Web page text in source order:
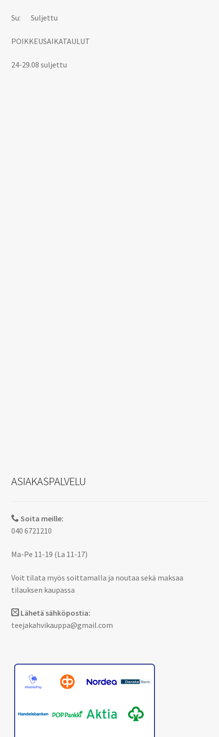
Su: Suljettu
POIKKEUSAIKATAULUT
24-29.08 suljettu
ASIAKASPALVELU
Soita meille:
040 6721210
Ma-Pe 11-19 (La 11-17)
Voit tilata myös soittamalla ja noutaa sekä maksaa
tilauksen kaupassa
Lähetä sähköpostia:
teejakahvikauppa@gmail.com